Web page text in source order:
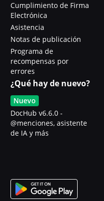
Cumplimiento de Firma
Electrónica
Asistencia
Notas de publicación
Programa de
recompensas por
errores
¿Qué hay de nuevo?
Nuevo
DocHub v6.6.0 -
@menciones, asistente
de IA y más